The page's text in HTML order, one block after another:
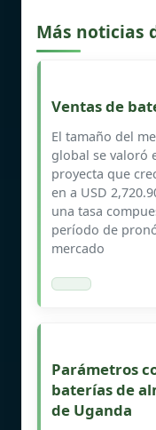
Más noticias
Ventas de
El tamaño del
global se valoró
proyecta que
en a USD
una tasa
período de
mercado
Parámetros
baterías de
de Uganda